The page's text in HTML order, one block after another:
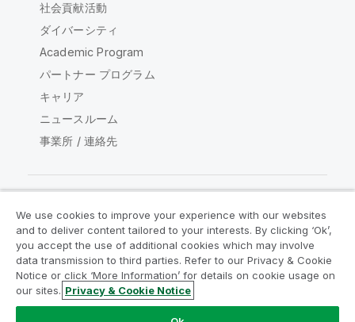
社会貢献活動
ダイバーシティ
Academic Program
パートナー プログラム
キャリア
ニュースルーム
事業所 / 連絡先
Qlik コミュニティ
法的契約 製品規約
Legal Policies
リーガルポリシー
利用規約
Do Not Share My Info
We use cookies to improve your experience with our websites
and to deliver content tailored to your interests. By clicking ‘Ok’,
you accept the use of additional cookies which may involve
data transmission to third parties. Refer to our Privacy & Cookie
Notice or click ‘More Information’ for details on cookie usage on
our sites. Privacy & Cookie Notice